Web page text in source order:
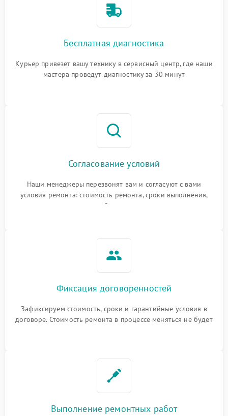
Бесплатная диагностика
Курьер привезет вашу технику в сервисный центр, где наши
мастера проведут диагностику за 30 минут
Согласование условий
Наши менеджеры перезвонят вам и согласуют с вами
условия ремонта: стоимость ремонта, сроки выполнения,
гарантийные условия
Фиксация договоренностей
Зафиксируем стоимость, сроки и гарантийные условия в
договоре. Стоимость ремонта в процессе меняться не будет
Выполнение ремонтных работ